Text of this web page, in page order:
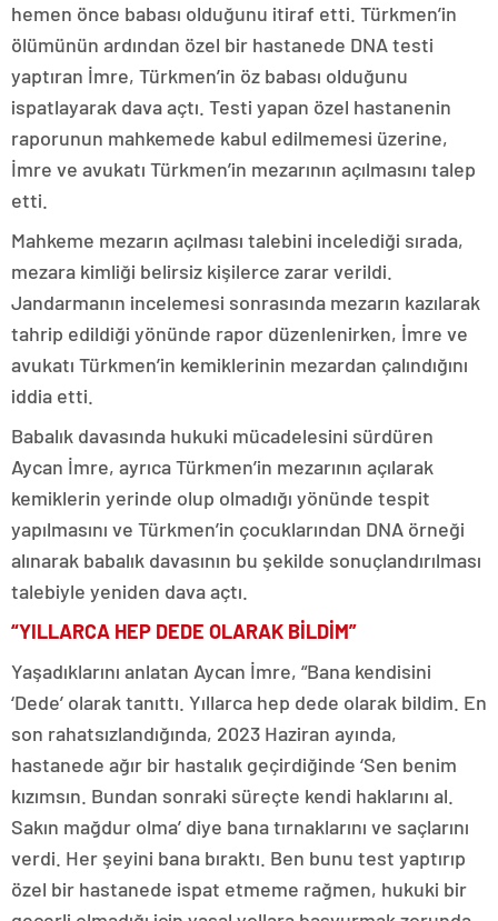
hemen önce babası olduğunu itiraf etti. Türkmen’in
ölümünün ardından özel bir hastanede DNA testi
yaptıran İmre, Türkmen’in öz babası olduğunu
ispatlayarak dava açtı. Testi yapan özel hastanenin
raporunun mahkemede kabul edilmemesi üzerine,
İmre ve avukatı Türkmen’in mezarının açılmasını talep
etti.
Mahkeme mezarın açılması talebini incelediği sırada,
mezara kimliği belirsiz kişilerce zarar verildi.
Jandarmanın incelemesi sonrasında mezarın kazılarak
tahrip edildiği yönünde rapor düzenlenirken, İmre ve
avukatı Türkmen’in kemiklerinin mezardan çalındığını
iddia etti.
Babalık davasında hukuki mücadelesini sürdüren
Aycan İmre, ayrıca Türkmen’in mezarının açılarak
kemiklerin yerinde olup olmadığı yönünde tespit
yapılmasını ve Türkmen’in çocuklarından DNA örneği
alınarak babalık davasının bu şekilde sonuçlandırılması
talebiyle yeniden dava açtı.
“YILLARCA HEP DEDE OLARAK BİLDİM”
Yaşadıklarını anlatan Aycan İmre, “Bana kendisini
‘Dede’ olarak tanıttı. Yıllarca hep dede olarak bildim. En
son rahatsızlandığında, 2023 Haziran ayında,
hastanede ağır bir hastalık geçirdiğinde ‘Sen benim
kızımsın. Bundan sonraki süreçte kendi haklarını al.
Sakın mağdur olma’ diye bana tırnaklarını ve saçlarını
verdi. Her şeyini bana bıraktı. Ben bunu test yaptırıp
özel bir hastanede ispat etmeme rağmen, hukuki bir